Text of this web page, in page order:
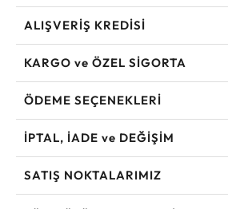
ALIŞVERİŞ KREDİSİ
KARGO ve ÖZEL SİGORTA
ÖDEME SEÇENEKLERİ
İPTAL, İADE ve DEĞİŞİM
SATIŞ NOKTALARIMIZ